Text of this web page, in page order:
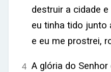
destruir a cidade
eu tinha tido junto
e eu me prostrei,
4 A glória do